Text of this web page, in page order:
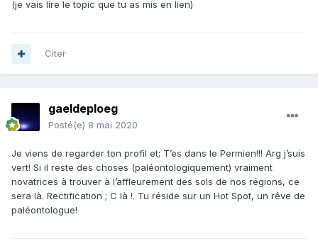
(je vais lire le topic que tu as mis en lien)
Citer
gaeldeploeg
Posté(e) 8 mai 2020
Je viens de regarder ton profil et; T’es dans le Permien!!! Arg j’suis
vert! Si il reste des choses (paléontologiquement) vraiment
novatrices à trouver à l’affleurement des sols de nos régions, ce
sera là. Rectification ; C là !. Tu réside sur un Hot Spot, un rêve de
paléontologue!